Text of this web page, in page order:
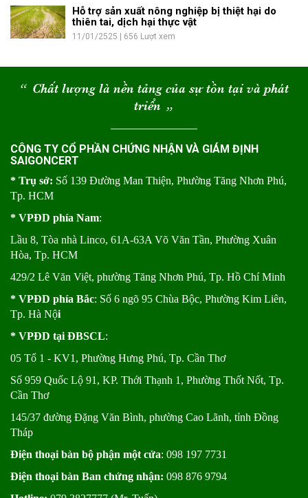
Hỗ trợ sản xuất nông nghiệp bị thiệt hại do
thiên tai, dịch hại thực vật
11/01/2525 | 656 Lượt xem
“ Chất lượng là nền tảng của sự tồn tại và phát
triển “
CÔNG TY CỔ PHẦN CHỨNG NHẬN VÀ GIÁM ĐỊNH
SAIGONCERT
* Trụ sở: Số 139 Đường Man Thiện, Phường Tăng Nhơn Phú,
Tp. HCM
* VPĐD phía Nam:
Lầu 8, Tòa nhà Linco, 61A-63A Võ Văn Tần, Phường Xuân
Hòa, Tp. HCM
429/2 Lê Văn Việt, phường Tăng Nhơn Phú, Tp. Hồ Chí Minh
* VPĐD phía Bắc: Số 6 ngõ 95 Chùa Bộc, Phường Kim Liên,
Tp. Hà Nội
* VPĐD tại ĐBSCL:
05 Tổ 1 - KV1, Phường Hưng Phú, Tp. Cần Thơ
Số 959 Quốc Lộ 91, KP. Thới Thạnh 1, Phường Thốt Nốt, Tp.
Cần Thơ
145/37 đường Đặng Văn Bình, phường Cao Lãnh, tỉnh Đồng
Tháp
Điện thoại bàn bộ phận một cửa: 098 197 7731
Điện thoại bàn Ban chứng nhận: 098 876 9794